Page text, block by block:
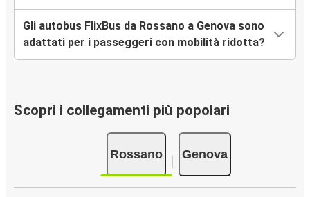
Gli autobus FlixBus da Rossano a Genova sono
adattati per i passeggeri con mobilità ridotta?
Scopri i collegamenti più popolari
Rossano Genova